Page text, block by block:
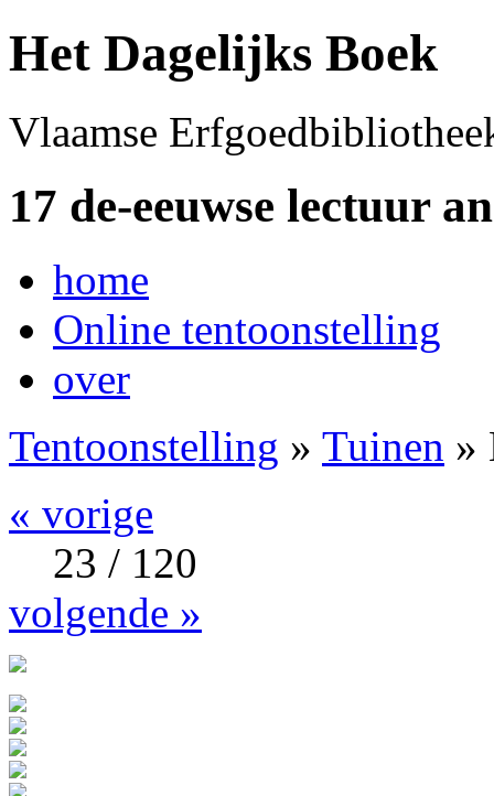
Het Dagelijks Boek
Vlaamse
17 de-eeuwse lectuur
home
Online tentoonstelling
over
Tentoonstelling » Tuinen »
« vorige
23 / 120
volgende »